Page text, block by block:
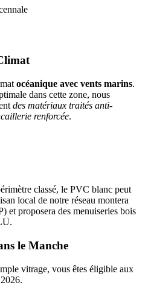
océanique avec vents marins.
dans cette zone, nous
des matériaux traités anti-
renforcée.
classé, le PVC blanc peut
local de notre réseau montera
et proposera des menuiseries bois
le Manche
vitrage, vous êtes éligible aux